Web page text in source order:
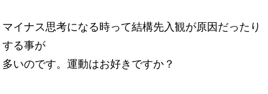
マイナス思考になる時って結構先入観が原因だったり
する事が
多いのです。運動はお好きですか？